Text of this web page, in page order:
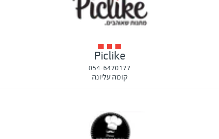
Piclike
054-6470177
קומה עליונה